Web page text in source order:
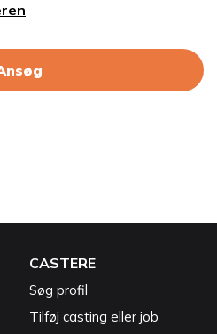
CASTERE
Søg profil
Tilføj casting eller job